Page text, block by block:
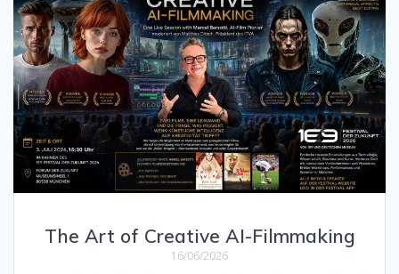
The Art of Creative AI-Filmmaking
16/06/2026